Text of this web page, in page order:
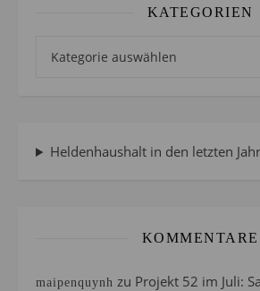
KATEGORIEN
Heldenhaushalt in den letzten
KOMMENTARE
maipenquynh zu Projekt 52 im Juli: